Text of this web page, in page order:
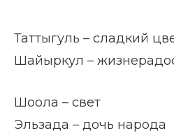
Таттыгуль – сладкий
Шайыркул –
Шоола – свет
Эльзада – дочь народа